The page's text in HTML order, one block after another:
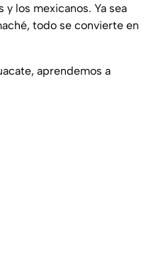
y los mexicanos. Ya sea
todo se convierte en
aprendemos a